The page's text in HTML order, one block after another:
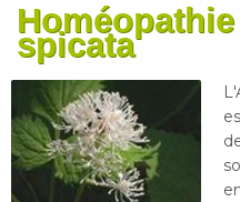
spicata